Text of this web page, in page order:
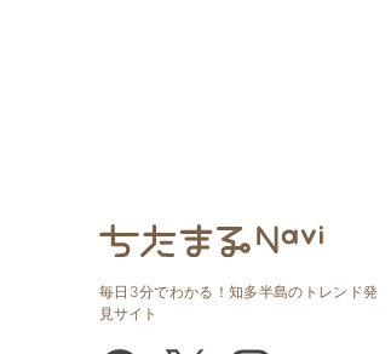
毎日3分でわかる！知多半島のトレンド発
見サイト